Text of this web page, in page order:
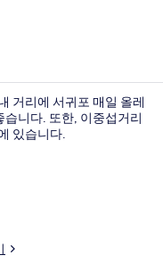
리 오션 | 해변/바다 전망
거리에 서귀포 매일 올레
니다. 또한, 이중섭거리
있습니다.